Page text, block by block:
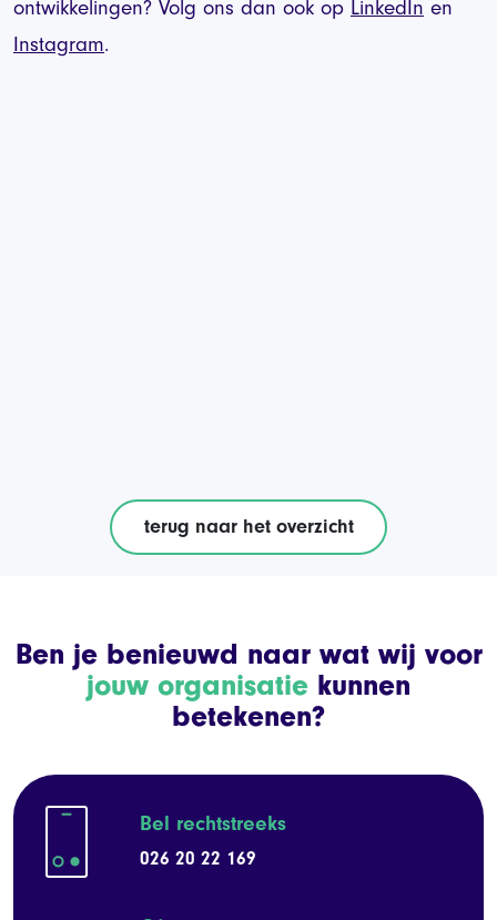
ontwikkelingen? Volg ons dan ook op LinkedIn en
Instagram.
terug naar het overzicht
Ben je benieuwd naar wat wij voor
jouw organisatie kunnen
betekenen?
Bel rechtstreeks
026 20 22 169